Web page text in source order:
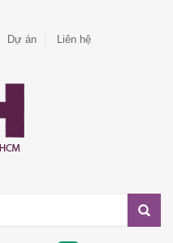
Dự án Liên hệ